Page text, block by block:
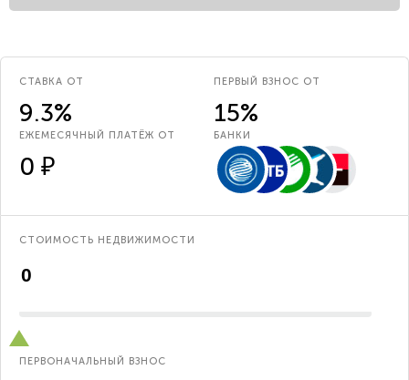
СТАВКА ОТ
9.3%
ПЕРВЫЙ ВЗНОС ОТ
15%
ЕЖЕМЕСЯЧНЫЙ ПЛАТЁЖ ОТ
0 ₽
БАНКИ
СТОИМОСТЬ НЕДВИЖИМОСТИ
ПЕРВОНАЧАЛЬНЫЙ ВЗНОС